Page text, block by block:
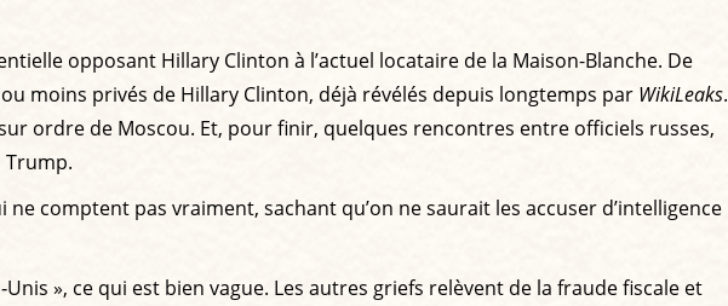
opposant Hillary Clinton à l’actuel locataire de la Maison-Blanche. De
moins privés de Hillary Clinton, déjà révélés depuis longtemps par WikiLeaks.
ordre de Moscou. Et, pour finir, quelques rencontres entre officiels russes,
Trump.
comptent pas vraiment, sachant qu’on ne saurait les accuser d’intelligence
», ce qui est bien vague. Les autres griefs relèvent de la fraude fiscale et